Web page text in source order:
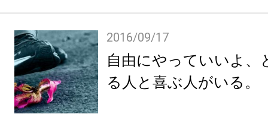
2016/09/17
自由にやっていいよ、
る人と喜ぶ人がいる。